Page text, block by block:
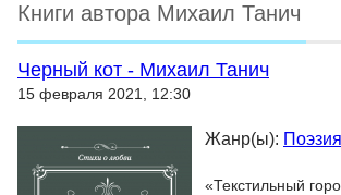
Книги автора Михаил Танич
Черный кот - Михаил Танич
15 февраля 2021, 12:30
Жанр(ы): Поэзия
«Текстильный